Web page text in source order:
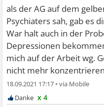
als der AG auf dem
Psychiaters sah, gab es
War halt auch in der
Depressionen
mich auf der Arbeit wg.
nicht mehr
18.09.2021 17:17 •
x 4